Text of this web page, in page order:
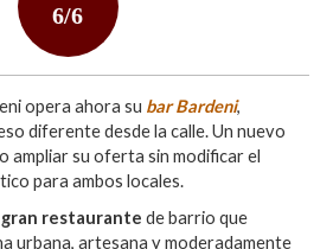
6/6
opera ahora su bar Bardeni,
diferente desde la calle. Un nuevo
ampliar su oferta sin modificar el
para ambos locales.
gran restaurante de barrio que
urbana, artesana y moderadamente